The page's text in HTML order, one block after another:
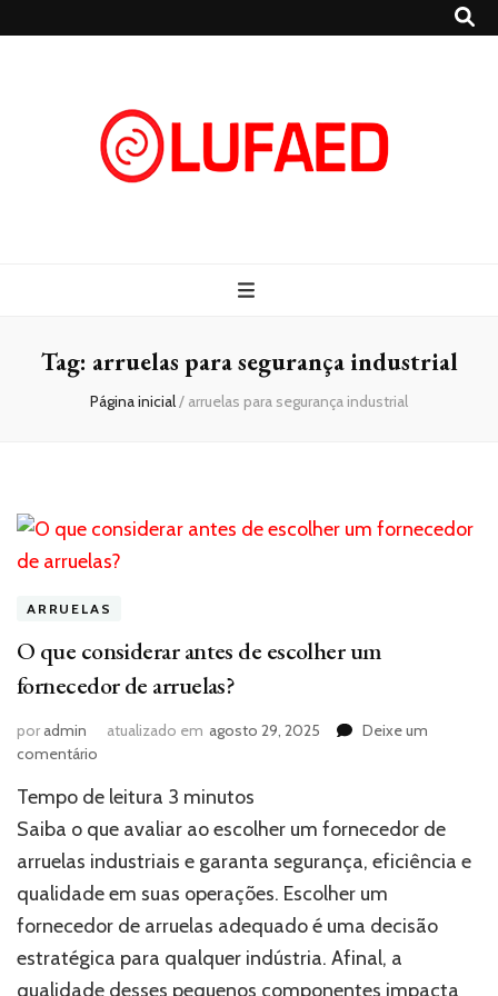
Tag: arruelas para segurança industrial
Página inicial/ arruelas para segurança industrial
ARRUELAS
O que considerar antes de escolher um
fornecedor de arruelas?
poradmin atualizado em agosto 29, 2025
Deixe um
comentário
que
considerar
antes
de
escolher
fornecedor
de
arruelas?
Tempo de leitura 3 minutos
Saiba o que avaliar ao escolher um fornecedor de
arruelas industriais e garanta segurança, eficiência e
qualidade em suas operações. Escolher um
fornecedor de arruelas adequado é uma decisão
estratégica para qualquer indústria. Afinal, a
qualidade desses pequenos componentes impacta